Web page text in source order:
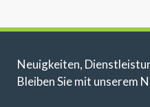
Neuigkeiten,
Bleiben Sie mit unserem